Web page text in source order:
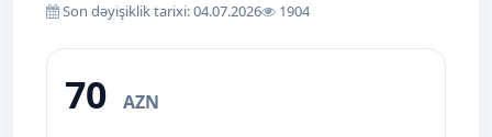
Son dəyişiklik tarixi: 04.07.2026
1904
70 AZN